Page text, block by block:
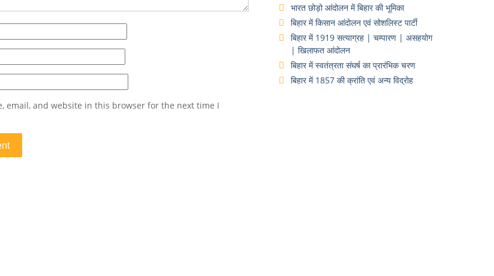
email, and website in this browser for the next time I
भारत छोड़ो आंदोलन में बिहार की भूमिका
बिहार में किसान आंदोलन एवं सोशलिस्ट पार्टी
बिहार में 1919 सत्याग्रह | चम्पारण | असहयोग
| खिलाफत आंदोलन
बिहार में स्वतंत्रता संघर्ष का प्रारंभिक चरण
बिहार में 1857 की क्रांति एवं अन्य विद्रोह